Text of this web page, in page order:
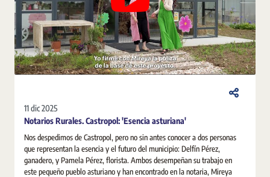
11 dic 2025
Notarios Rurales. Castropol: 'Esencia asturiana'
Nos despedimos de Castropol, pero no sin antes conocer a dos personas
que representan la esencia y el futuro del municipio: Delfín Pérez,
ganadero, y Pamela Pérez, florista. Ambos desempeñan su trabajo en
este pequeño pueblo asturiano y han encontrado en la notaria, Mireya